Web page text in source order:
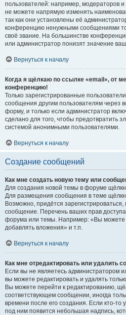
пользователей: например, модераторов
не можете напрямую изменять
так как они установлены её
конференцию ненужными сообщениями
своё звание. На большинстве
или администратор понизят значение
Вернуться к началу
Когда я щёлкаю по ссылке «email», от
конференцию!
Только зарегистрированные
сообщения другим пользователям через
форму, и только если администратор
сделано для того, чтобы предотвратить
системой анонимными пользователями.
Вернуться к началу
Создание сообщений
Как мне создать новую тему или
Для создания новой темы в форуме
Для размещения сообщения в теме
Возможно, придётся
сообщение. Перечень ваших прав
форума или темы. Например: «Вы
добавлять вложения» и т.п.
Вернуться к началу
Как мне отредактировать или удалить
Если вы не являетесь администратором
вы можете редактировать и удалять
Вы можете перейти к редактированию,
соответствующем сообщении, иногда
времени после его создания. Если кто-то
под ним появится небольшая надпись,